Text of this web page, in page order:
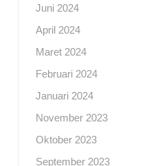
Juni 2024
April 2024
Maret 2024
Februari 2024
Januari 2024
November 2023
Oktober 2023
September 2023